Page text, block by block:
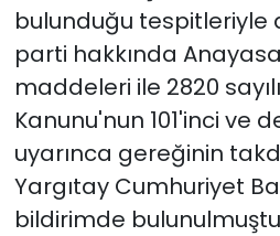
bulunduğu tespitleriyle
parti hakkında
maddeleri ile 2820
Kanunu'nun 101'inci ve
uyarınca gereğinin
Yargıtay Cumhuriyet
bildirimde